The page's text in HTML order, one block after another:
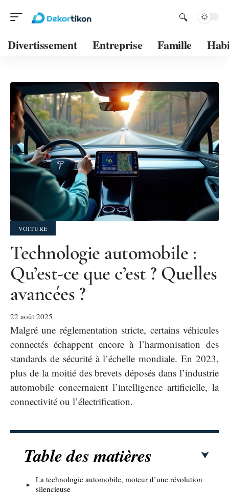
Divertissement Entreprise Famille
VOITURE
Technologie automobile :
Qu’est-ce que c’est ? Quelles
avancées ?
22 août 2025
Malgré une réglementation stricte, certains véhicules
connectés échappent encore à l’harmonisation des
standards de sécurité à l’échelle mondiale. En 2023,
plus de la moitié des brevets déposés dans l’industrie
automobile concernaient l’intelligence artificielle, la
connectivité ou l’électrification.
Table des matières
La technologie automobile, moteur d’une révolution
silencieuse